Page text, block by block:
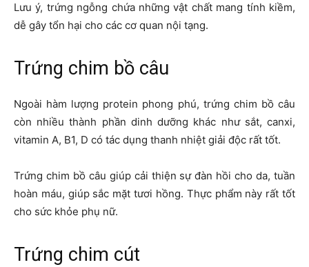
Lưu ý, trứng ngỗng chứa những vật chất mang tính kiềm,
dễ gây tổn hại cho các cơ quan nội tạng.
Trứng chim bồ câu
Ngoài hàm lượng protein phong phú, trứng chim bồ câu
còn nhiều thành phần dinh dưỡng khác như sắt, canxi,
vitamin A, B1, D có tác dụng thanh nhiệt giải độc rất tốt.
Trứng chim bồ câu giúp cải thiện sự đàn hồi cho da, tuần
hoàn máu, giúp sắc mặt tươi hồng. Thực phẩm này rất tốt
cho sức khỏe phụ nữ.
Trứng chim cút